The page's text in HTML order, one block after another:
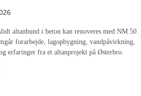
altanbund i beton kan renoveres med NM 50
forarbejde, lagopbygning, vandpåvirkning,
erfaringer fra et altanprojekt på Østerbro.